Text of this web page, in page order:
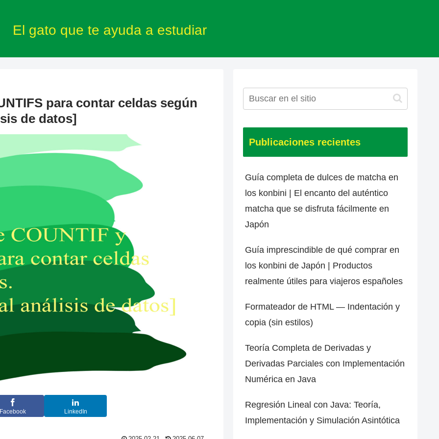
El gato que te ayuda a estudiar
para contar celdas según
de datos]
Facebook LinkedIn
Publicaciones recientes
Guía completa de dulces de matcha en
los konbini | El encanto del auténtico
matcha que se disfruta fácilmente en
Japón
Guía imprescindible de qué comprar en
los konbini de Japón | Productos
realmente útiles para viajeros españoles
Formateador de HTML — Indentación y
copia (sin estilos)
Teoría Completa de Derivadas y
Derivadas Parciales con Implementación
Numérica en Java
Regresión Lineal con Java: Teoría,
Implementación y Simulación Asintótica